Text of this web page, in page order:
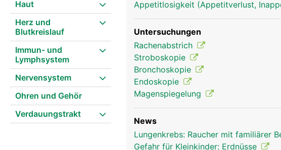
Haut
Herz und
Blutkreislauf
Immun- und
Lymphsystem
Nervensystem
Ohren und Gehör
Verdauungstrakt
Luftröhre Frau
Appetitlosigkeit (Appetitverlust,
Untersuchungen
Rachenabstrich
Stroboskopie
Bronchoskopie
Endoskopie
Magenspiegelung
News
Lungenkrebs: Raucher mit familiärer
Gefahr für Kleinkinder: Erdnüsse